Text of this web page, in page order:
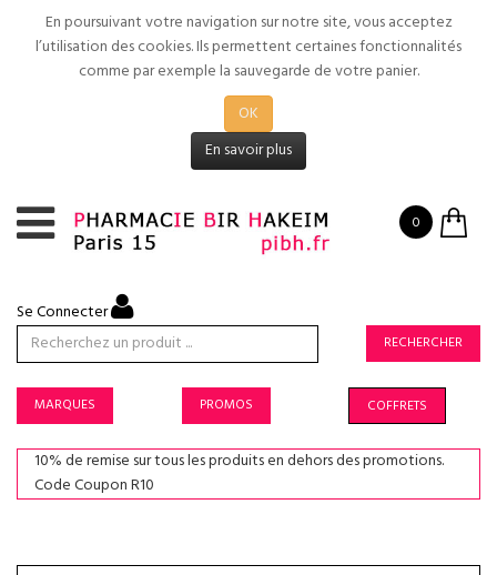
En poursuivant votre navigation sur notre site, vous acceptez
l’utilisation des cookies. Ils permettent certaines fonctionnalités
comme par exemple la sauvegarde de votre panier.
OK
En savoir plus
0
Se Connecter
RECHERCHER
MARQUES PROMOS COFFRETS
10% de remise sur tous les produits en dehors des promotions.
Code Coupon R10